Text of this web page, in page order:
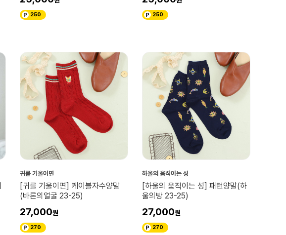
250 250
귀를 기울이면
[귀를 기울이면] 케이블자수양말
(바론의얼굴 23-25)
27,000
270
하울의 움직이는 성
[하울의 움직이는 성] 패턴양말(하
울의방 23-25)
27,000
270